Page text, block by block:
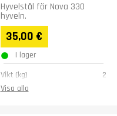
Hyvelstål för Nova 330
hyveln.
35,00 €
I lager
Vikt (kg)
2
Visa alla